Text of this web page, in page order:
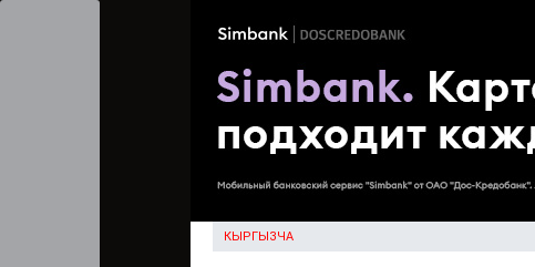
КЫРГЫЗЧА